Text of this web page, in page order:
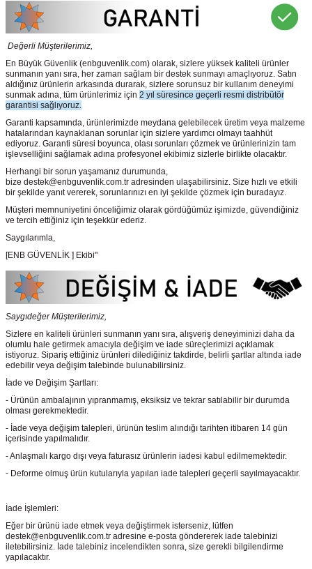
Değerli Müşterilerimiz,
En Büyük Güvenlik (enbguvenlik.com) olarak, sizlere yüksek kaliteli ürünler
sunmanın yanı sıra, her zaman sağlam bir destek sunmayı amaçlıyoruz. Satın
aldığınız ürünlerin arkasında durarak, sizlere sorunsuz bir kullanım deneyimi
sunmak adına, tüm ürünlerimiz için 2 yıl süresince geçerli resmi distribütör
garantisi sağlıyoruz.
Garanti kapsamında, ürünlerimizde meydana gelebilecek üretim veya malzeme
hatalarından kaynaklanan sorunlar için sizlere yardımcı olmayı taahhüt
ediyoruz. Garanti süresi boyunca, olası sorunları çözmek ve ürünlerinizin tam
işlevselliğini sağlamak adına profesyonel ekibimiz sizlerle birlikte olacaktır.
Herhangi bir sorun yaşamanız durumunda,
bize destek@enbguvenlik.com.tr adresinden ulaşabilirsiniz. Size hızlı ve etkili
bir şekilde yanıt vererek, sorunlarınızı en iyi şekilde çözmek için buradayız.
Müşteri memnuniyetini önceliğimiz olarak gördüğümüz işimizde, güvendiğiniz
ve tercih ettiğiniz için teşekkür ederiz.
Saygılarımla,
[ENB GÜVENLİK ] Ekibi"
Saygıdeğer Müşterilerimiz,
Sizlere en kaliteli ürünleri sunmanın yanı sıra, alışveriş deneyiminizi daha da
olumlu hale getirmek amacıyla değişim ve iade süreçlerimizi açıklamak
istiyoruz. Sipariş ettiğiniz ürünleri dilediğiniz takdirde, belirli şartlar altında iade
edebilir veya değişim talebinde bulunabilirsiniz.
İade ve Değişim Şartları:
- Ürünün ambalajının yıpranmamış, eksiksiz ve tekrar satılabilir bir durumda
olması gerekmektedir.
- İade veya değişim talepleri, ürünün teslim alındığı tarihten itibaren 14 gün
içerisinde yapılmalıdır.
- Anlaşmalı kargo dışı veya faturasız ürünlerin iadesi kabul edilmemektedir.
- Deforme olmuş ürün kutularıyla yapılan iade talepleri geçerli sayılmayacaktır.
İade İşlemleri:
Eğer bir ürünü iade etmek veya değiştirmek isterseniz, lütfen
destek@enbguvenlik.com.tr adresine e-posta göndererek iade talebinizi
iletebilirsiniz. İade talebiniz incelendikten sonra, size gerekli bilgilendirme
yapılacaktır.